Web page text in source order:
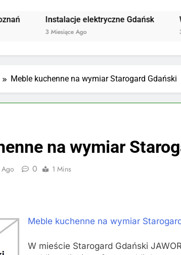
Instalacje elektryczne Gdańsk
3 Miesiące Ago
Wysokiej
3 Miesiące
Meble kuchenne na wymiar Starogard Gdański
na wymiar
0 1 Mins
Meble kuchenne na wymiar
W mieście Starogard Gdański